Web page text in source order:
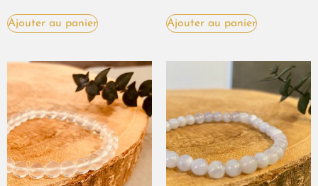
Ajouter au panier Ajouter au panier